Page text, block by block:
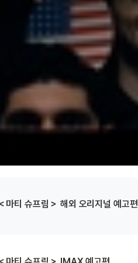
마티 슈프림＞ 해외 오리지널 예고편